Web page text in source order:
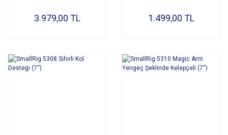
3.979,00 TL 1.499,00 TL